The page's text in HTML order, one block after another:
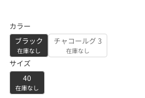
カラー
ブラック
在庫なし
チャコールグ 3
在庫なし
サイズ
40
在庫なし